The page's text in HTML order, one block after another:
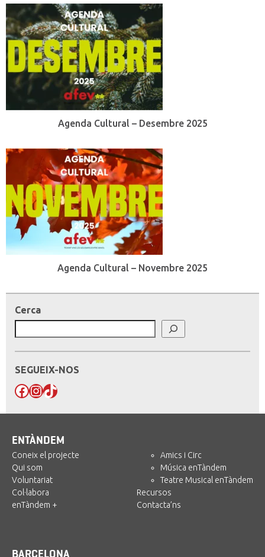
Agenda Cultural – Desembre 2025
Agenda Cultural – Novembre 2025
Cerca
SEGUEIX-NOS
Facebook
Instagram
TikTok
ENTÀNDEM
Coneix el projecte
Qui som
Voluntariat
Col·labora
enTàndem +
Amics i Circ
Música enTàndem
Teatre Musical enTàndem
Recursos
Contacta’ns
BARCELONA